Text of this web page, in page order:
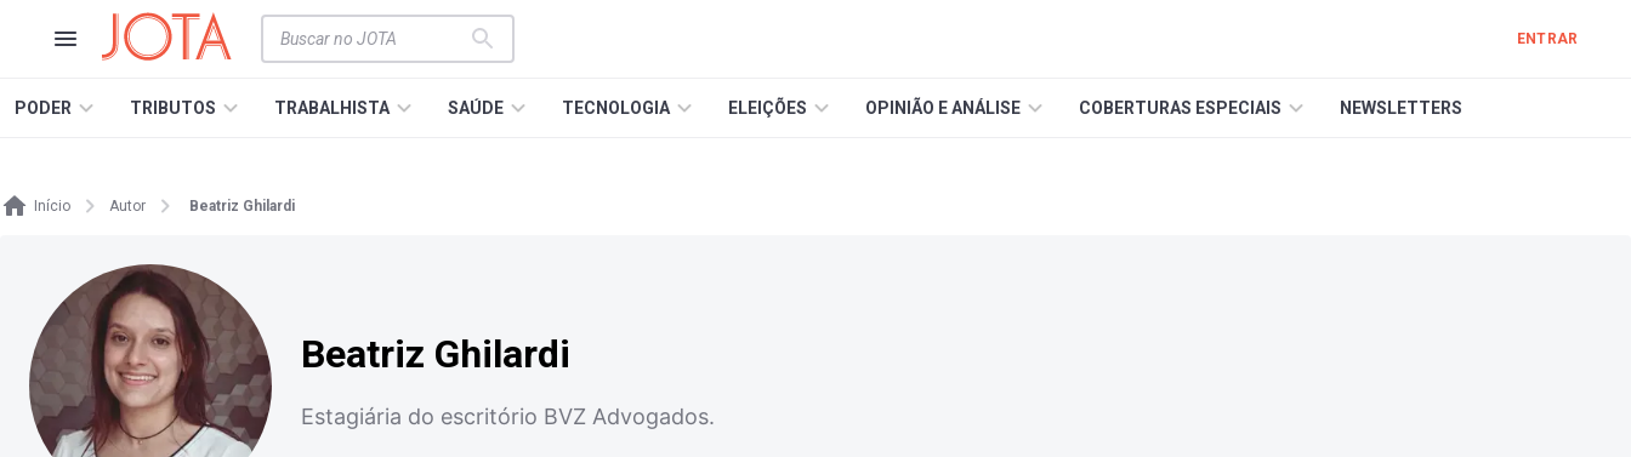
ENTRAR
PODER TRIBUTOS TRABALHISTA SAÚDE TECNOLOGIA ELEIÇÕES OPINIÃO E ANÁLISE COBERTURAS ESPECIAIS NEWSLETTERS
Início Autor Beatriz Ghilardi
Beatriz Ghilardi
Estagiária do escritório BVZ Advogados.